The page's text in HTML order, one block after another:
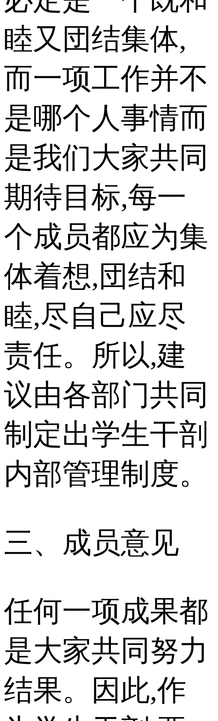
睦又団结集体,
而一项工作并不
是哪个人事情而
是我们大家共同
期待目标,每一
个成员都应为集
体着想,団结和
睦,尽自己应尽
责任。所以,建
议由各部门共同
制定出学生干剖
内部管理制度。
三、成员意见
任何一项成果都
是大家共同努力
结果。因此,作